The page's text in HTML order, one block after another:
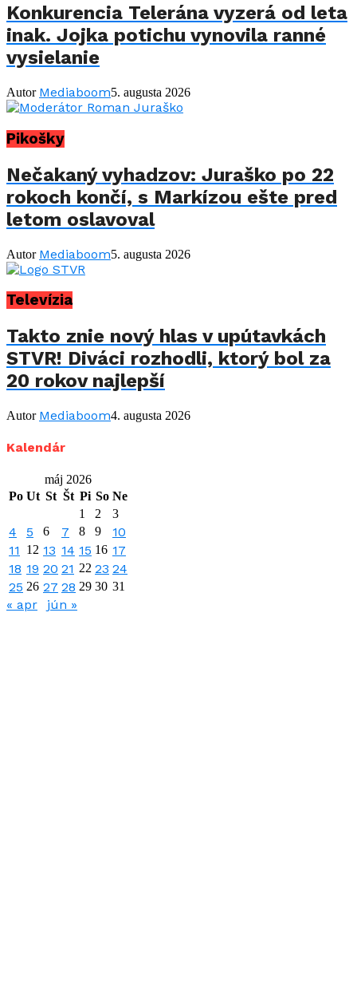
Konkurencia Telerána vyzerá od leta
inak. Jojka potichu vynovila ranné
vysielanie
Autor Mediaboom5. augusta 2026
Pikošky
Nečakaný vyhadzov: Juraško po 22
rokoch končí, s Markízou ešte pred
letom oslavoval
Autor Mediaboom5. augusta 2026
Televízia
Takto znie nový hlas v upútavkách
STVR! Diváci rozhodli, ktorý bol za
20 rokov najlepší
Autor Mediaboom4. augusta 2026
Kalendár
máj 2026
Po Ut St Št Pi So Ne
1
2 3
4 5 6 7 8 9
10
11
12 13 14 15 16 17
18 19 20 21 22 23 24
25 26 27 28 29 30 31
« apr jún »